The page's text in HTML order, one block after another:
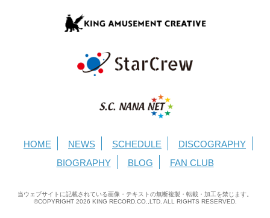
HOME NEWS SCHEDULE
DISCOGRAPHY
BIOGRAPHY
BLOG FAN CLUB
当ウェブサイトに記載されている画像・テキストの無断複製・転載・加工を禁じます。
©COPYRIGHT 2026 KING RECORD.CO.,LTD. ALL RIGHTS RESERVED.